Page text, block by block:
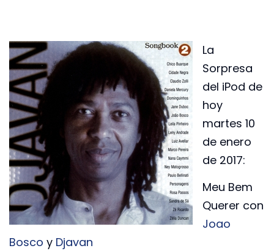
La
Sorpresa
del iPod de
hoy
martes 10
de enero
de 2017:
Meu Bem
Querer con
Joao
Bosco y Djavan